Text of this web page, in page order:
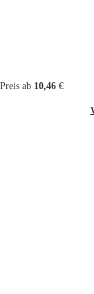
Preis ab 10,46 €